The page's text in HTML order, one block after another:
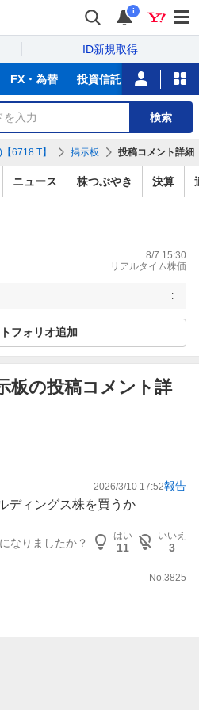
i
ID新規取得
FX・為替 投資信託 ニュース
検索
6718.T】 掲示板 投稿コメント詳細
ニュース 株つぶやき 決算
8/7 15:30
リアルタイム株価
--:--
フォリオ追加
板の投稿コメント詳
2026/3/10 17:52報告
ディングス株を買うか
なりましたか？
はい
11
いいえ
3
No.3825